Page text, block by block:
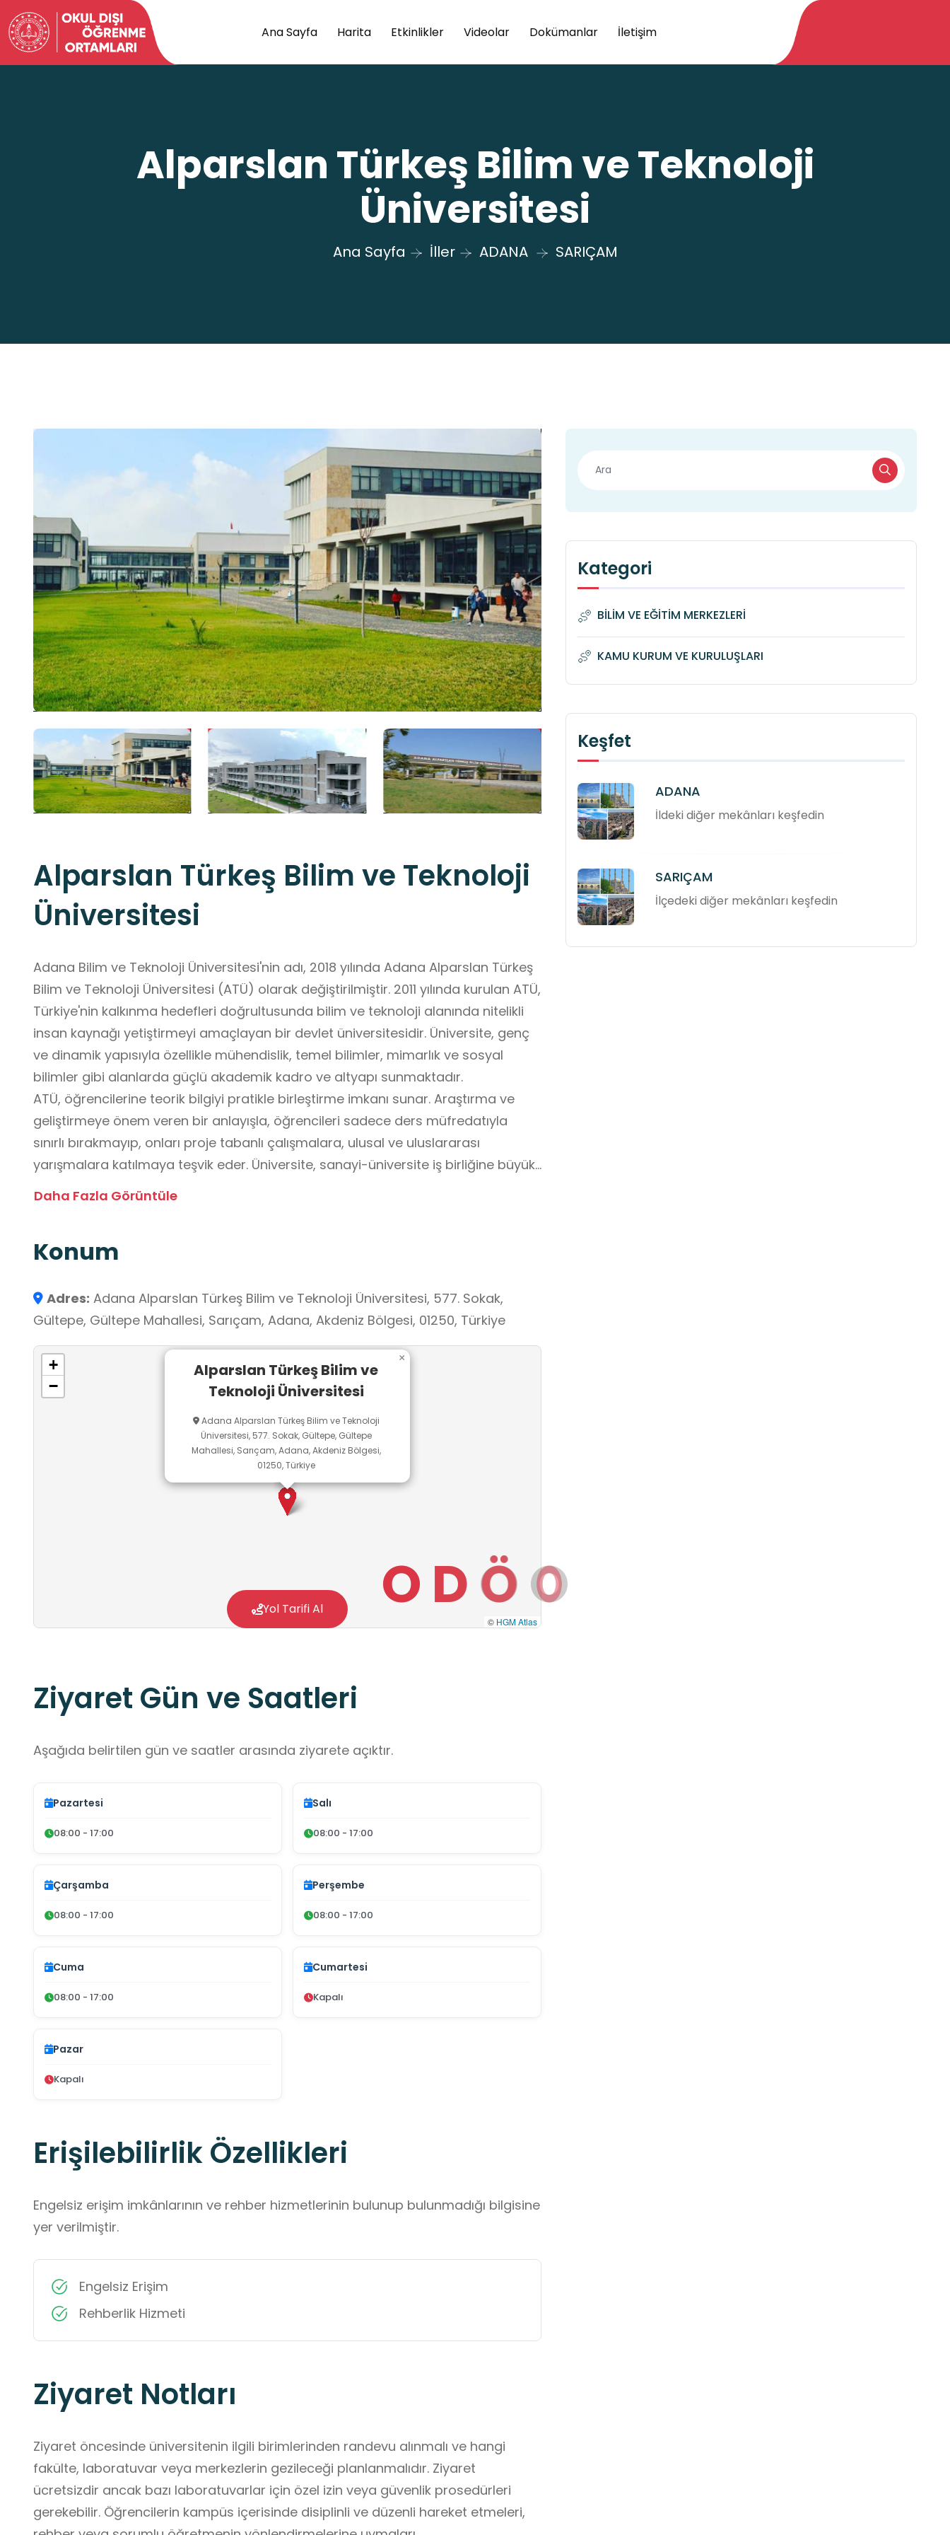
Ana Sayfa Harita Etkinlikler Videolar Dokümanlar İletişim
O DÖO
Alparslan Türkeş Bilim ve Teknoloji
Üniversitesi
Ana Sayfa İller ADANA SARIÇAM
Alparslan Türkeş Bilim ve Teknoloji
Üniversitesi
Adana Bilim ve Teknoloji Üniversitesi'nin adı, 2018 yılında Adana Alparslan Türkeş
Bilim ve Teknoloji Üniversitesi (ATÜ) olarak değiştirilmiştir. 2011 yılında kurulan ATÜ,
Türkiye'nin kalkınma hedefleri doğrultusunda bilim ve teknoloji alanında nitelikli
insan kaynağı yetiştirmeyi amaçlayan bir devlet üniversitesidir. Üniversite, genç
ve dinamik yapısıyla özellikle mühendislik, temel bilimler, mimarlık ve sosyal
bilimler gibi alanlarda güçlü akademik kadro ve altyapı sunmaktadır.
ATÜ, öğrencilerine teorik bilgiyi pratikle birleştirme imkanı sunar. Araştırma ve
geliştirmeye önem veren bir anlayışla, öğrencileri sadece ders müfredatıyla
sınırlı bırakmayıp, onları proje tabanlı çalışmalara, ulusal ve uluslararası
yarışmalara katılmaya teşvik eder. Üniversite, sanayi-üniversite iş birliğine büyük
Daha Fazla Görüntüle
Konum
Adres: Adana Alparslan Türkeş Bilim ve Teknoloji Üniversitesi, 577. Sokak,
Gültepe, Gültepe Mahallesi, Sarıçam, Adana, Akdeniz Bölgesi, 01250, Türkiye
Alparslan Türkeş Bilim ve
Teknoloji Üniversitesi
Adana Alparslan Türkeş Bilim ve Teknoloji
Üniversitesi, 577. Sokak, Gültepe, Gültepe
Mahallesi, Sarıçam, Adana, Akdeniz Bölgesi,
01250, Türkiye
×
+
−
© HGM Atlas
Yol Tarifi Al
Ziyaret Gün ve Saatleri
Aşağıda belirtilen gün ve saatler arasında ziyarete açıktır.
Pazartesi
08:00 - 17:00
Salı
08:00 - 17:00
Çarşamba
08:00 - 17:00
Perşembe
08:00 - 17:00
Cuma
08:00 - 17:00
Cumartesi
Kapalı
Pazar
Kapalı
Erişilebilirlik Özellikleri
Engelsiz erişim imkânlarının ve rehber hizmetlerinin bulunup bulunmadığı bilgisine
yer verilmiştir.
Engelsiz Erişim
Rehberlik Hizmeti
Ziyaret Notları
Ziyaret öncesinde üniversitenin ilgili birimlerinden randevu alınmalı ve hangi
fakülte, laboratuvar veya merkezlerin gezileceği planlanmalıdır. Ziyaret
ücretsizdir ancak bazı laboratuvarlar için özel izin veya güvenlik prosedürleri
gerekebilir. Öğrencilerin kampüs içerisinde disiplinli ve düzenli hareket etmeleri,
Kategori
BİLİM VE EĞİTİM MERKEZLERİ
KAMU KURUM VE KURULUŞLARI
Keşfet
ADANA
İldeki diğer mekânları keşfedin
SARIÇAM
İlçedeki diğer mekânları keşfedin